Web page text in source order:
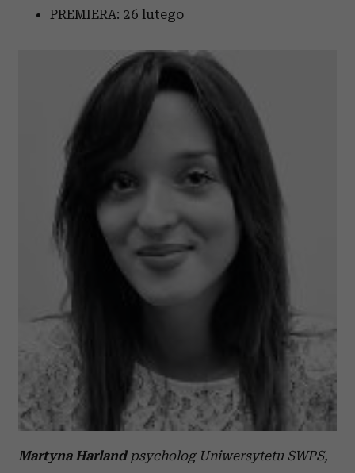
PREMIERA: 26 lutego
Martyna Harlandpsycholog Uniwersytetu SWPS,